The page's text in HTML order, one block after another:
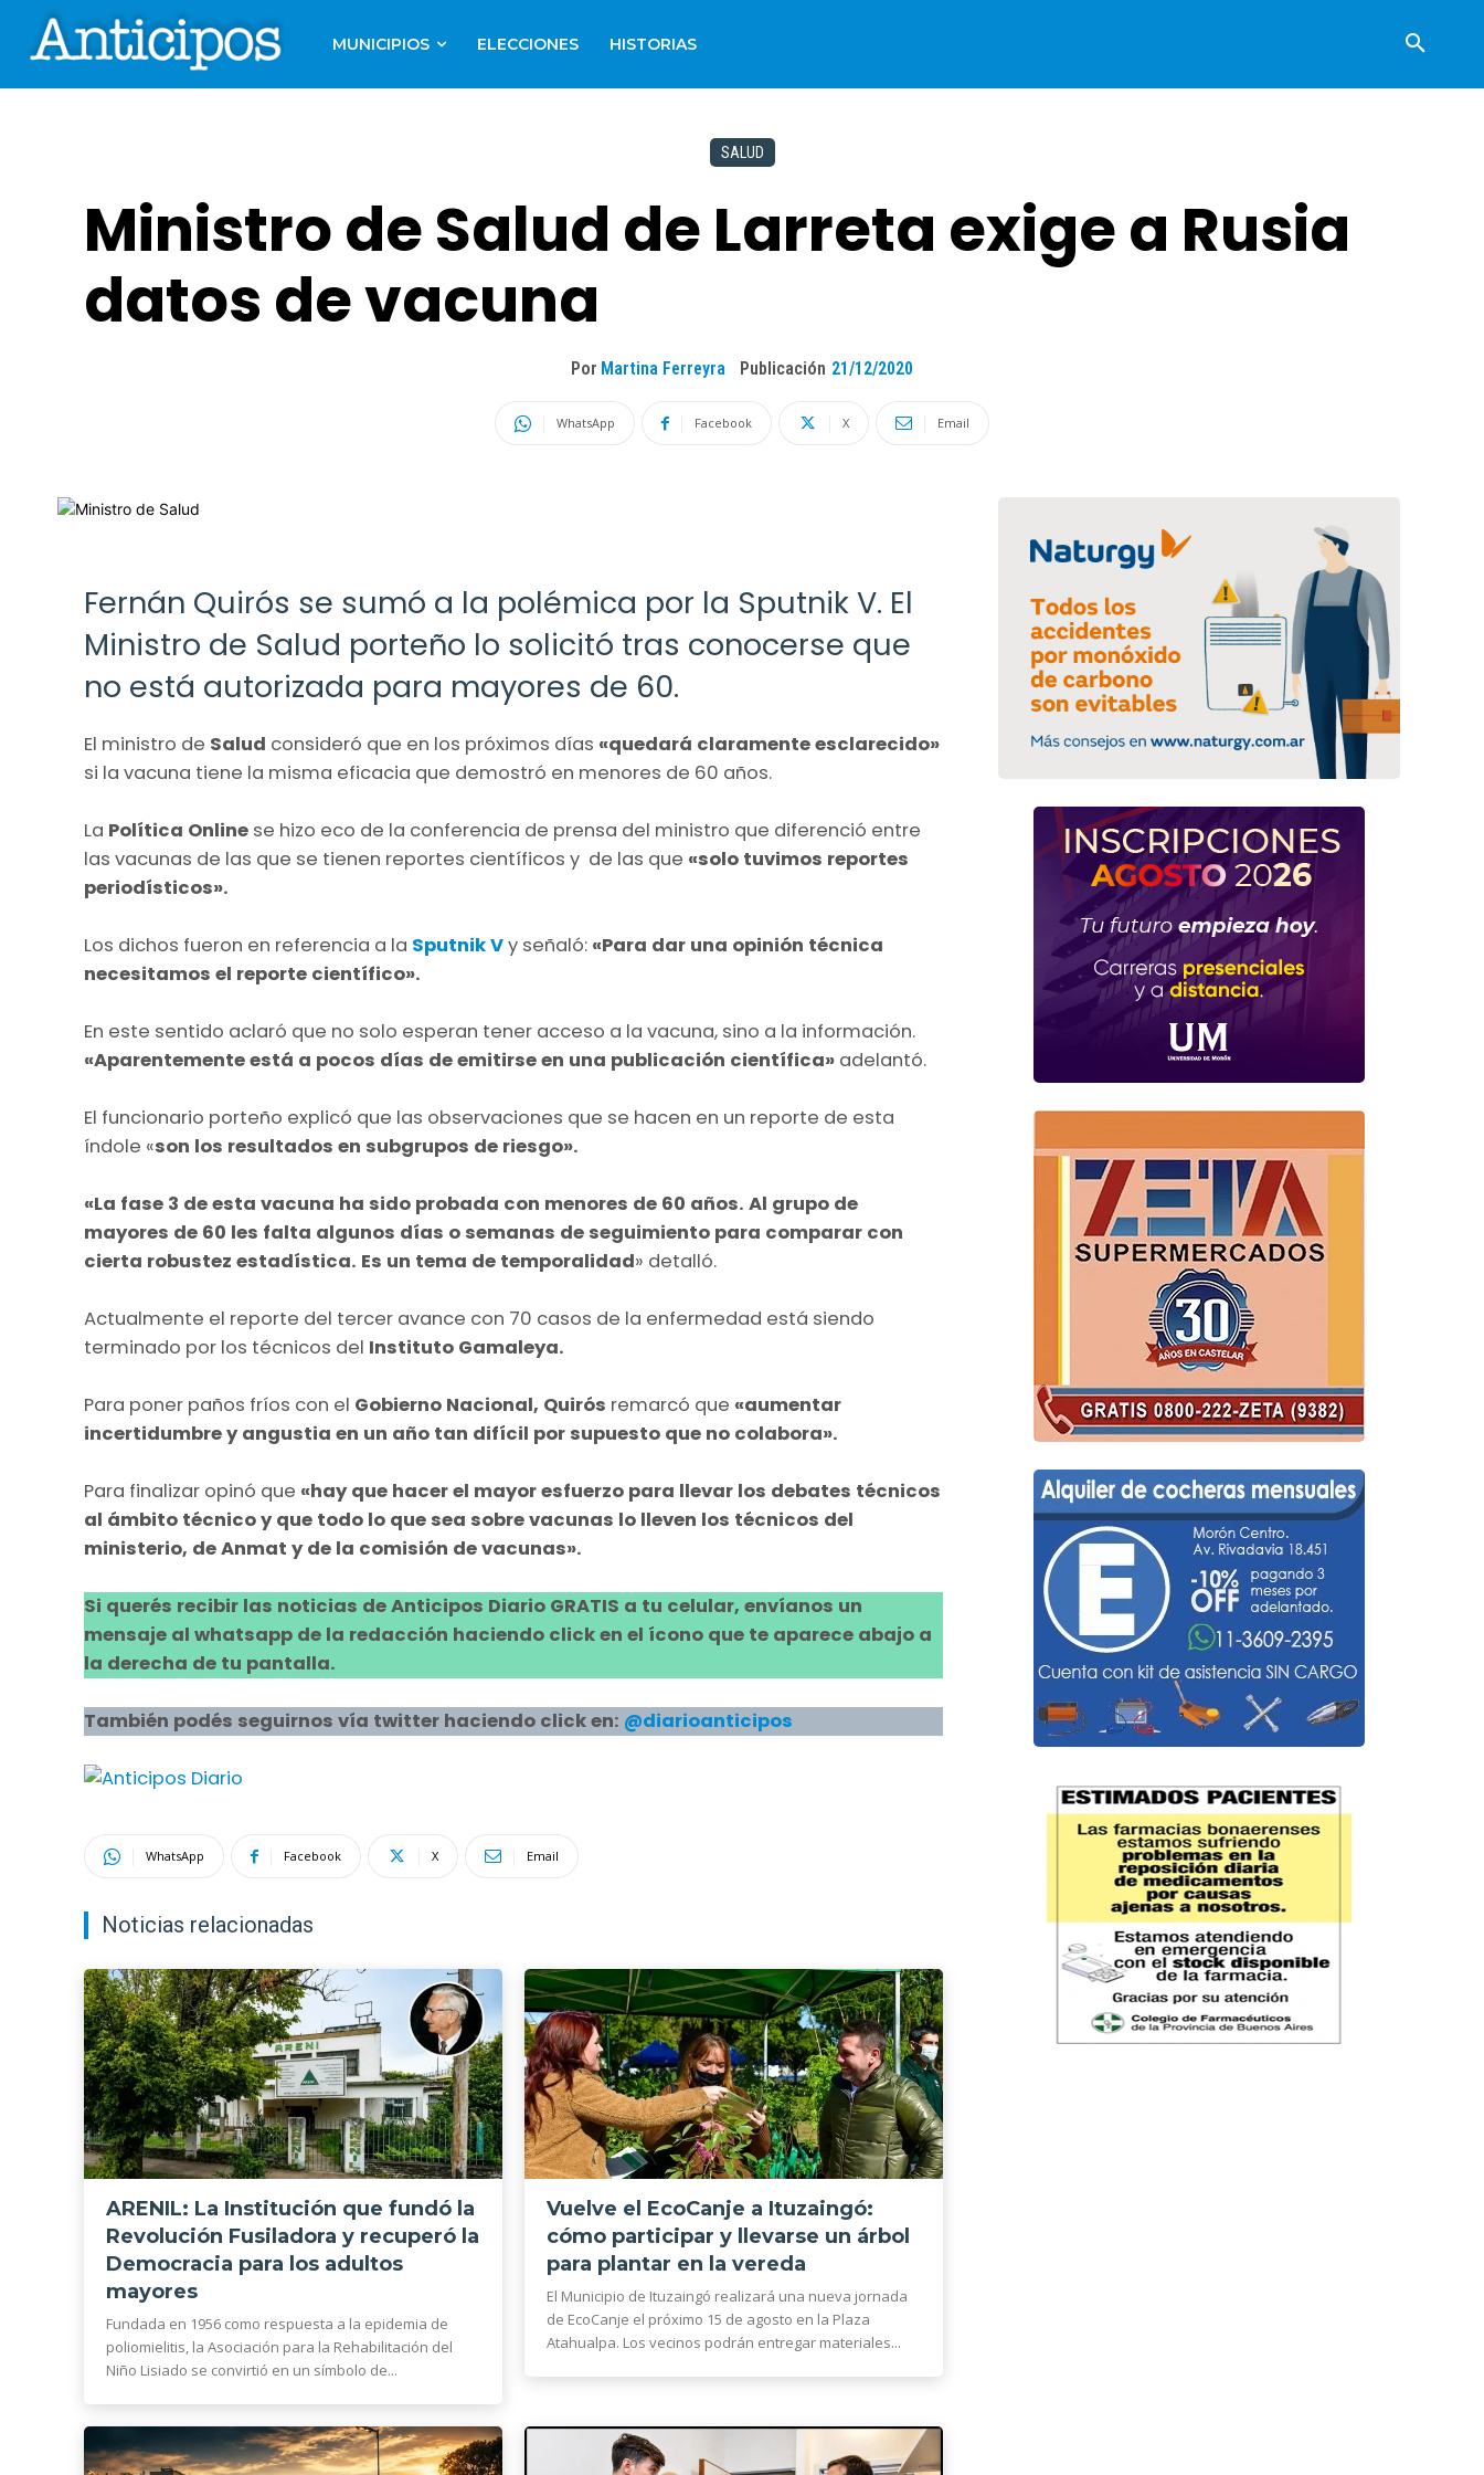
MUNICIPIOS ELECCIONES HISTORIAS
SALUD
Ministro de Salud de Larreta exige a Rusia
datos de vacuna
Por Martina Ferreyra Publicación 21/12/2020
WhatsApp Facebook X Email
Fernán Quirós se sumó a la polémica por la Sputnik V. El
Ministro de Salud porteño lo solicitó tras conocerse que
no está autorizada para mayores de 60.
El ministro de Salud consideró que en los próximos días «quedará claramente esclarecido»
si la vacuna tiene la misma eficacia que demostró en menores de 60 años.
La Política Online se hizo eco de la conferencia de prensa del ministro que diferenció entre
las vacunas de las que se tienen reportes científicos y de las que «solo tuvimos reportes
periodísticos».
Los dichos fueron en referencia a la Sputnik Vy señaló: «Para dar una opinión técnica
necesitamos el reporte científico».
En este sentido aclaró que no solo esperan tener acceso a la vacuna, sino a la información.
«Aparentemente está a pocos días de emitirse en una publicación científica» adelantó.
El funcionario porteño explicó que las observaciones que se hacen en un reporte de esta
índole «son los resultados en subgrupos de riesgo».
«La fase 3 de esta vacuna ha sido probada con menores de 60 años. Al grupo de
mayores de 60 les falta algunos días o semanas de seguimiento para comparar con
cierta robustez estadística. Es un tema de temporalidad» detalló.
Actualmente el reporte del tercer avance con 70 casos de la enfermedad está siendo
terminado por los técnicos del Instituto Gamaleya.
Para poner paños fríos con el Gobierno Nacional, Quirós remarcó que «aumentar
incertidumbre y angustia en un año tan difícil por supuesto que no colabora».
Para finalizar opinó que «hay que hacer el mayor esfuerzo para llevar los debates técnicos
al ámbito técnico y que todo lo que sea sobre vacunas lo lleven los técnicos del
ministerio, de Anmat y de la comisión de vacunas».
Si querés recibir las noticias de Anticipos Diario GRATIS a tu celular, envíanos un
mensaje al whatsapp de la redacción haciendo click en el ícono que te aparece abajo a
la derecha de tu pantalla.
También podés seguirnos vía twitter haciendo click en: @diarioanticipos
WhatsApp Facebook X Email
Noticias relacionadas
ARENIL: La Institución que fundó la
Revolución Fusiladora y recuperó la
Democracia para los adultos
mayores
Fundada en 1956 como respuesta a la epidemia de
poliomielitis, la Asociación para la Rehabilitación del
Niño Lisiado se convirtió en un símbolo de...
Vuelve el EcoCanje a Ituzaingó:
cómo participar y llevarse un árbol
para plantar en la vereda
El Municipio de Ituzaingó realizará una nueva jornada
de EcoCanje el próximo 15 de agosto en la Plaza
Atahualpa. Los vecinos podrán entregar materiales...